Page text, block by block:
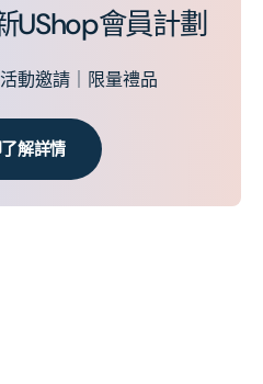
UShop會員計劃
動邀請｜限量禮品
解詳情